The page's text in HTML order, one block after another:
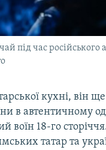
під час російського
кухні, він
в автентичному
воїн 18-го
татар та